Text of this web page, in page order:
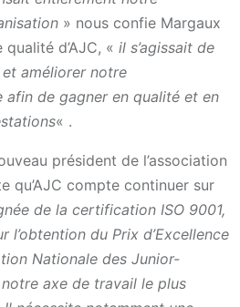
» nous confie Margaux
d’AJC, « il s’agissait de
améliorer notre
afin de gagner en qualité et en
« .
président de l’association
qu’AJC compte continuer sur
de la certification ISO 9001,
l’obtention du Prix d’Excellence
Nationale des Junior-
notre axe de travail le plus